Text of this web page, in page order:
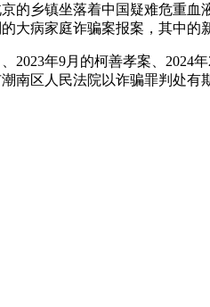
乡镇坐落着中国疑难危重血
大病家庭诈骗案报案，其中的
年9月的柯善孝案、2024
南区人民法院以诈骗罪判处有